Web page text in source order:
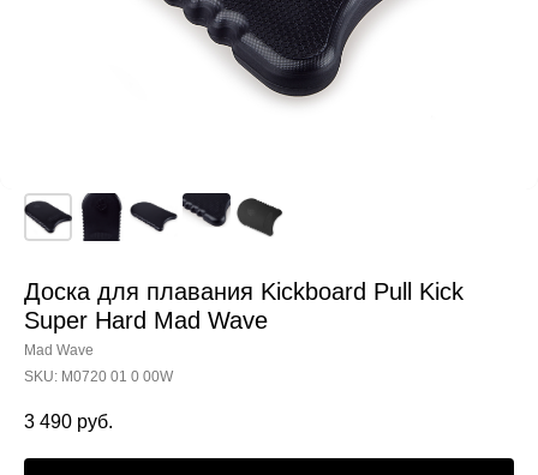
Доска для плавания Kickboard Pull Kick
Super Hard Mad Wave
Mad Wave
SKU: M0720 01 0 00W
3 490 руб.